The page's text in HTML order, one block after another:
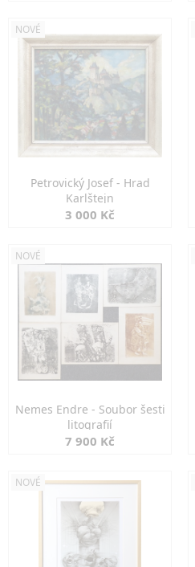
NOVÉ
Petrovický Josef - Hrad
Karlštejn
3 000 Kč
NOVÉ
Nemes Endre - Soubor šesti
litografií
7 900 Kč
NOVÉ